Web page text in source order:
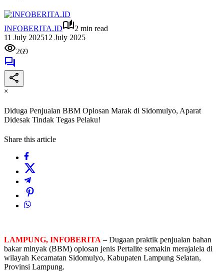
INFOBERITA.ID
2 min read
11 July 202512 July 2025
269
×
Diduga Penjualan BBM Oplosan Marak di Sidomulyo, Aparat
Didesak Tindak Tegas Pelaku!
Share this article
LAMPUNG, INFOBERITA – Dugaan praktik penjualan bahan
bakar minyak (BBM) oplosan jenis Pertalite semakin merajalela di
wilayah Kecamatan Sidomulyo, Kabupaten Lampung Selatan,
Provinsi Lampung.